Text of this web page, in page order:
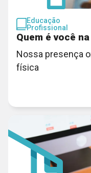
Educação
Profissional
Quem é você
Nossa presença
física